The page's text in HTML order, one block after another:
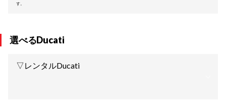
す。
選べるDucati
▽レンタルDucati